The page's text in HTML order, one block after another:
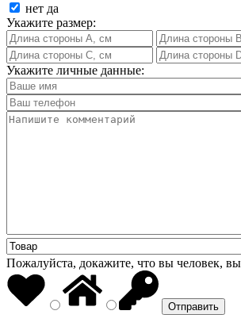
нет да
Укажите размер:
Укажите личные данные:
Пожалуйста, докажите, что вы человек,